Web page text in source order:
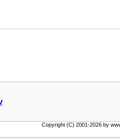
Copyright (C) 2001-2026 by